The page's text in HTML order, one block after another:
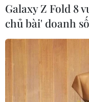
Galaxy Z Fold 8
chủ bài' doanh